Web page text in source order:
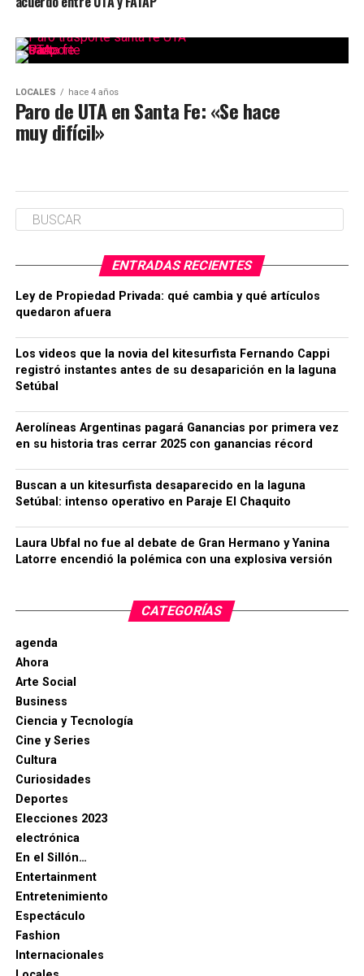
LOCALES hace 4 años
Paro de UTA en Santa Fe: «Se hace
muy difícil»
ENTRADAS RECIENTES
Ley de Propiedad Privada: qué cambia y qué artículos
quedaron afuera
Los videos que la novia del kitesurfista Fernando Cappi
registró instantes antes de su desaparición en la laguna
Setúbal
Aerolíneas Argentinas pagará Ganancias por primera vez
en su historia tras cerrar 2025 con ganancias récord
Buscan a un kitesurfista desaparecido en la laguna
Setúbal: intenso operativo en Paraje El Chaquito
Laura Ubfal no fue al debate de Gran Hermano y Yanina
Latorre encendió la polémica con una explosiva versión
CATEGORÍAS
agenda
Ahora
Arte Social
Business
Ciencia y Tecnología
Cine y Series
Cultura
Curiosidades
Deportes
Elecciones 2023
electrónica
En el Sillón…
Entertainment
Entretenimiento
Espectáculo
Fashion
Internacionales